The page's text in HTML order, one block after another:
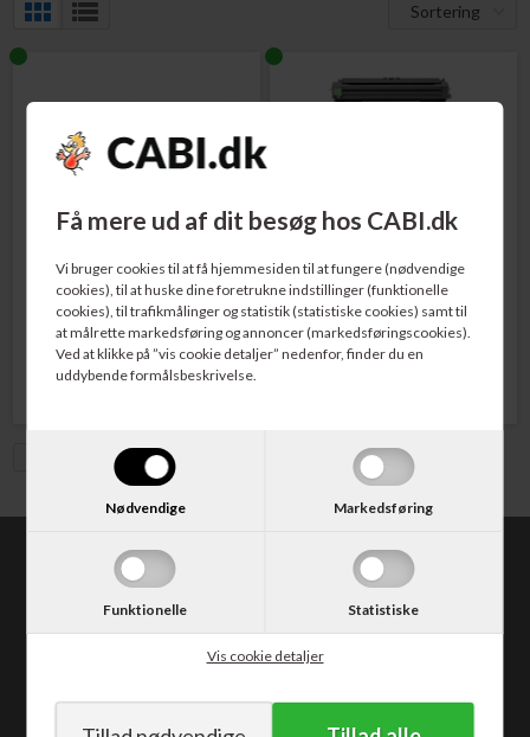
Få mere ud af dit besøg hos CABI.dk
Vi bruger cookies til at få hjemmesiden til at fungere (nødvendige
cookies), til at huske dine foretrukne indstillinger (funktionelle
cookies), til trafikmålinger og statistik (statistiske cookies) samt til
at målrette markedsføring og annoncer (markedsføringscookies).
Ved at klikke på ”vis cookie detaljer” nedenfor, finder du en
uddybende formålsbeskrivelse.
Nødvendige Markedsføring
Funktionelle Statistiske
Vis cookie detaljer
Sortering
Brother TN-1150 Tonerpatron
Sort 1.000 sider
323,00 DKK
Brother DR-1150 Tromle
10.000 sider
492,00
CABI.dk
CVR: DK14052542